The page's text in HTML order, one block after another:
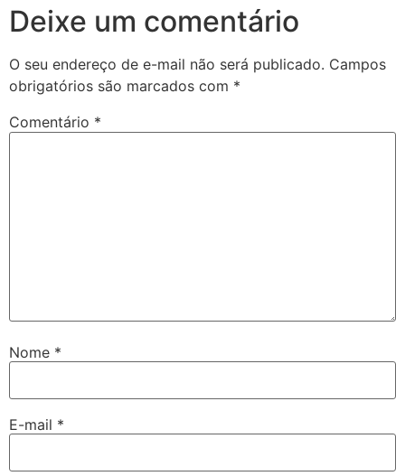
Deixe um comentário
O seu endereço de e-mail não será publicado. Campos
obrigatórios são marcados com *
Comentário *
Nome *
E-mail *